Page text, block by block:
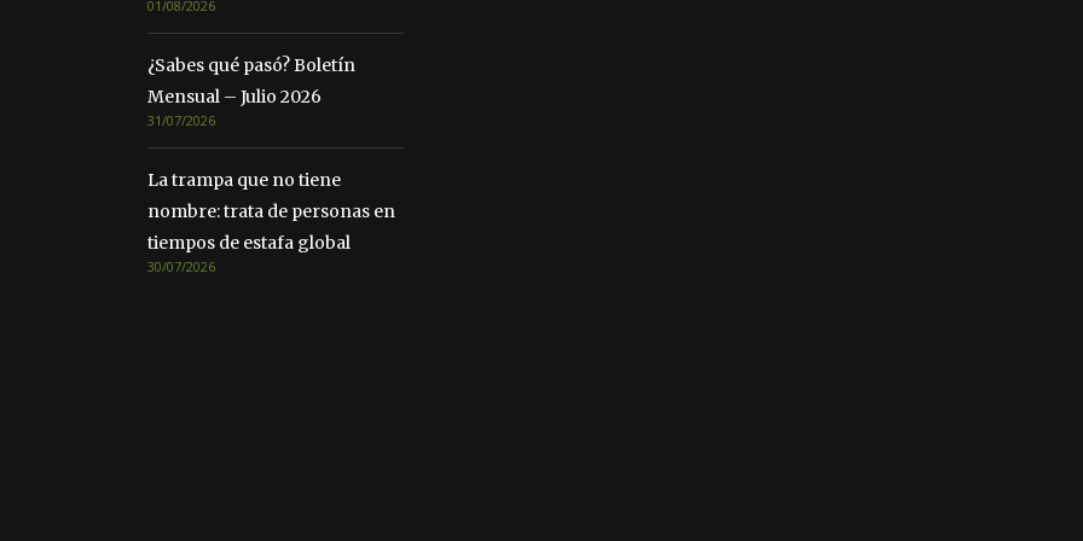
01/08/2026
¿Sabes qué pasó? Boletín
Mensual – Julio 2026
31/07/2026
La trampa que no tiene
nombre: trata de personas en
tiempos de estafa global
30/07/2026